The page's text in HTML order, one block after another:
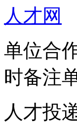
人才网
单位合
时备注
人才投